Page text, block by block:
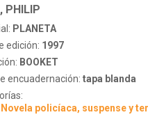
PHILIP
PLANETA
edición: 1997
BOOKET
encuadernación: tapa blanda
Novela policíaca, suspense y